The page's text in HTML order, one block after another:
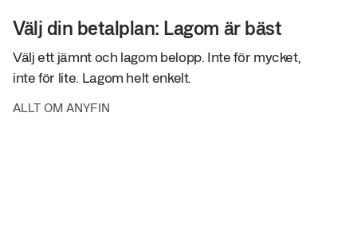
Välj din betalplan: Lagom är bäst
Välj ett jämnt och lagom belopp. Inte för mycket,
inte för lite. Lagom helt enkelt.
ALLT OM ANYFIN